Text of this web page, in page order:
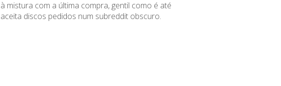
à mistura com a última compra, gentil como é até
aceita discos pedidos num subreddit obscuro.